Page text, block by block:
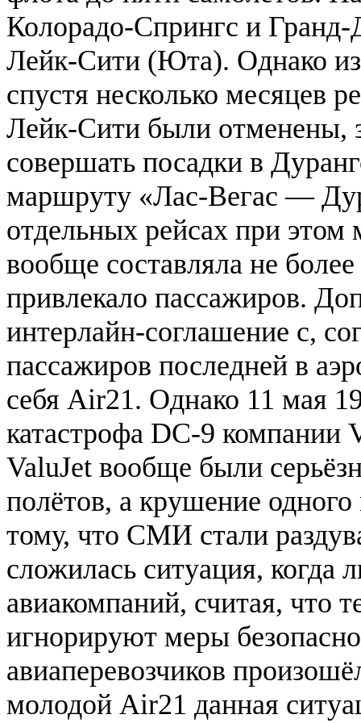
Колорадо-Спрингс и
Лейк-Сити (Юта). Однако
спустя несколько месяцев
Лейк-Сити были отменены,
совершать посадки в
маршруту «Лас-Вегас —
отдельных рейсах при этом
вообще составляла не
привлекало пассажиров.
интерлайн-соглашение с,
пассажиров последней в
себя Air21. Однако 11 мая
катастрофа DC-9 компании
ValuJet вообще были
полётов, а крушение одного
тому, что СМИ стали
сложилась ситуация, когда
авиакомпаний, считая, что
игнорируют меры
авиаперевозчиков
молодой Air21 данная